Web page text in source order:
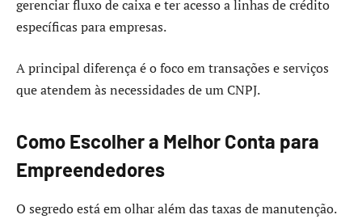
gerenciar fluxo de caixa e ter acesso a linhas de crédito
específicas para empresas.
A principal diferença é o foco em transações e serviços
que atendem às necessidades de um CNPJ.
Como Escolher a Melhor Conta para
Empreendedores
O segredo está em olhar além das taxas de manutenção.